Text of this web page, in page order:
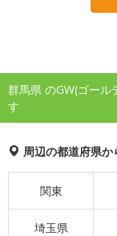
群馬県 のGW(ゴー
す
周辺の都道府県か
関東
埼玉県